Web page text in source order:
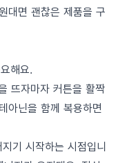
대면 괜찮은 제품을 구
해요.
뜨자마자 커튼을 활짝
아닌을 함께 복용하면
기 시작하는 시점입니